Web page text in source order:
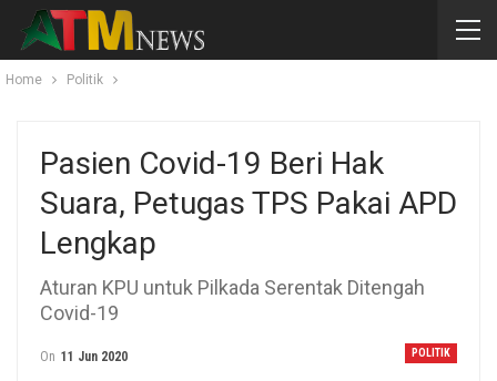
Home Politik
Pasien Covid-19 Beri Hak
Suara, Petugas TPS Pakai APD
Lengkap
Aturan KPU untuk Pilkada Serentak Ditengah
Covid-19
POLITIK
On 11 Jun 2020